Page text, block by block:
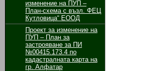
изменение на ПУП –
План-схема с възл. ФЕЦ
Кутловица“ ЕООД
Проект за изменение на
ПУП – План за
застрояване за ПИ
№00415.173.4 по
кадастралната карта на
гр. Алфатар